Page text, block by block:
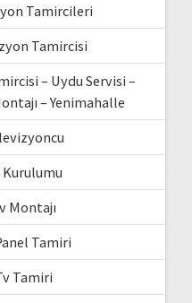
Tamircileri
Tamircisi
– Uydu Servisi –
– Yenimahalle
Kurulumu
Montajı
Tamiri
Tamiri